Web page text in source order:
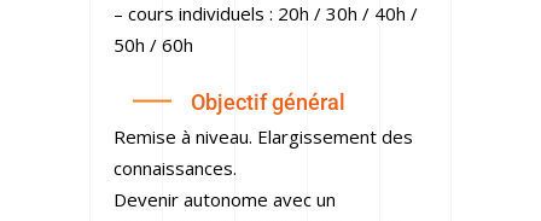
– cours individuels : 20h / 30h / 40h /
50h / 60h
Objectif général
Remise à niveau. Elargissement des
connaissances.
Devenir autonome avec un